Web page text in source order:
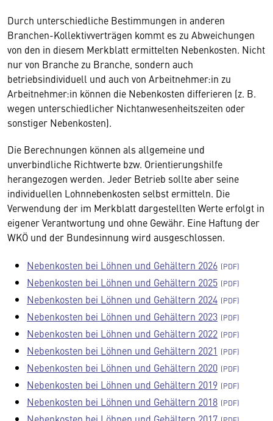
Durch unterschiedliche Bestimmungen in anderen
Branchen-Kollektivverträgen kommt es zu Abweichungen
von den in diesem Merkblatt ermittelten Nebenkosten. Nicht
nur von Branche zu Branche, sondern auch
betriebsindividuell und auch von Arbeitnehmer:in zu
Arbeitnehmer:in können die Nebenkosten differieren (z. B.
wegen unterschiedlicher Nichtanwesenheitszeiten oder
sonstiger Nebenkosten).
Die Berechnungen können als allgemeine und
unverbindliche Richtwerte bzw. Orientierungshilfe
herangezogen werden. Jeder Betrieb sollte aber seine
individuellen Lohnnebenkosten selbst ermitteln. Die
Verwendung der im Merkblatt dargestellten Werte erfolgt in
eigener Verantwortung und ohne Gewähr. Eine Haftung der
WKÖ und der Bundesinnung wird ausgeschlossen.
Nebenkosten bei Löhnen und Gehältern 2026
Nebenkosten bei Löhnen und Gehältern 2025
Nebenkosten bei Löhnen und Gehältern 2024
Nebenkosten bei Löhnen und Gehältern 2023
Nebenkosten bei Löhnen und Gehältern 2022
Nebenkosten bei Löhnen und Gehältern 2021
Nebenkosten bei Löhnen und Gehältern 2020
Nebenkosten bei Löhnen und Gehältern 2019
Nebenkosten bei Löhnen und Gehältern 2018